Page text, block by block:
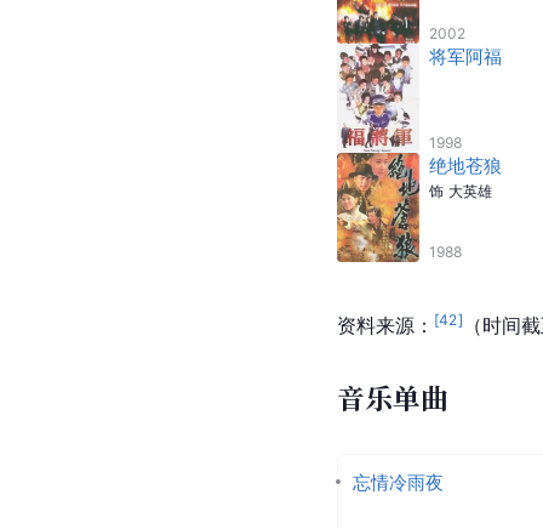
2002
将军阿福
1998
绝地苍狼
饰 大英雄
1988
资料来源： [42] （时间
音乐单曲
忘情冷雨夜